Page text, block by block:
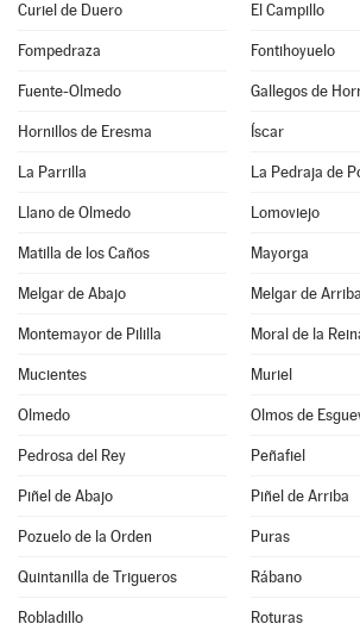
Curiel de Duero El Campillo
Fompedraza Fontihoyuelo
Fuente-Olmedo Gallegos de
Hornillos de Eresma Íscar
La Parrilla La Pedraja de
Llano de Olmedo Lomoviejo
Matilla de los Caños Mayorga
Melgar de Abajo Melgar de Arriba
Montemayor de Pililla Moral de la
Mucientes Muriel
Olmedo Olmos de
Pedrosa del Rey Peñafiel
Piñel de Abajo Piñel de Arriba
Pozuelo de la Orden Puras
Quintanilla de Trigueros Rábano
Robladillo Roturas